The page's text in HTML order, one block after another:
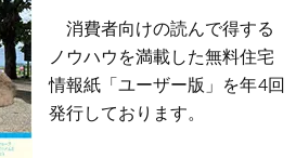
消費者向けの読んで得する
ノウハウを満載した無料住宅
情報紙「ユーザー版」を年4回
発行しております。